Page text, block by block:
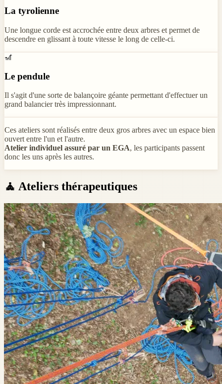
La tyrolienne
Une longue corde est accrochée entre deux arbres et permet de
descendre en glissant à toute vitesse le long de celle-ci.
🎢
Le pendule
Il s'agit d'une sorte de balançoire géante permettant d'effectuer un
grand balancier très impressionnant.
Ces ateliers sont réalisés entre deux gros arbres avec un espace bien
ouvert entre l'un et l'autre.
Atelier individuel assuré par un EGA, les participants passent
donc les uns après les autres.
🧘 Ateliers thérapeutiques